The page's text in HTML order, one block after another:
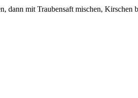
dann mit Traubensaft mischen,